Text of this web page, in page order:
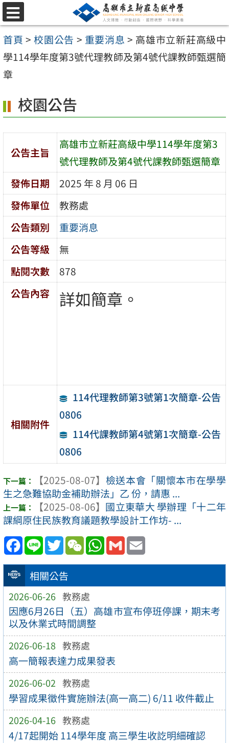
跳
至
主
要
內
區
選
單
首頁 > 校園公告 > 重要消息 > 高雄市立新莊高級中
學114學年度第3號代理教師及第4號代課教師甄選簡
章
相關公告
2026-06-26 教務處
因應6月26日（五）高雄市宣布停班停課，期末考
以及休業式時間調整
2026-06-18 教務處
高一簡報表達力成果發表
2026-06-02 教務處
學習成果徵件實施辦法(高一高二) 6/11 收件截止
2026-04-16 教務處
4/17起開始 114學年度 高三學生收訖明細確認
校園公告
公告主旨
高雄市立新莊高級中學114學年度第3
號代理教師及第4號代課教師甄選簡章
發佈日期
2025 年 8 月 06 日
發佈單位
教務處
公告類別
重要消息
公告等級
無
點閱次數
878
公告內容
詳如簡章。
相關附件
114代理教師第3號第1次簡章-公告
0806
114代課教師第4號第1次簡章-公告
0806
【2025-08-07】 檢送本會「關懷本市在學學
生之急難協助金補助辦法」乙 份，請惠 ...
【2025-08-06】 國立東華大 學辦理「十二年
課綱原住民族教育議題教學設計工作坊- ...
Facebook
Line TwitterWeChatWhatsApp
Gmail